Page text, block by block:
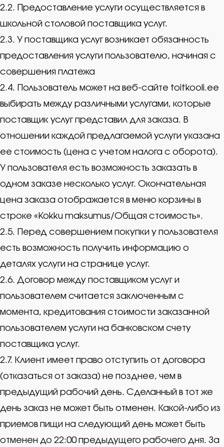
2.2. Предоставление услуги осуществляется в
школьной столовой поставщика услуг.
2.3. У поставщика услуг возникает обязанность
предоставления услуги пользователю, начиная с
совершения платежа
2.4. Пользователь может на веб-сайте toitkooli.ee
выбирать между различными услугами, которые
поставщик услуг представил для заказа. В
отношении каждой предлагаемой услуги указана
ее стоимость (цена с учетом налога с оборота).
У пользователя есть возможность заказать в
одном заказе несколько услуг. Окончательная
цена заказа отображается в меню корзины в
строке «Kokku maksumus/Общая стоимость».
2.5. Перед совершением покупки у пользователя
есть возможность получить информацию о
деталях услуги на странице услуг.
2.6. Договор между поставщиком услуг и
пользователем считается заключенным с
момента, кредитования стоимости заказанной
пользователем услуги на банковском счету
поставщика услуг.
2.7. Клиент имеет право отступить от договора
(отказаться от заказа) не позднее, чем в
предыдущий рабочий день. Сделанный в тот же
день заказ не может быть отменен. Какой-либо из
приемов пищи на следующий день может быть
отменен до 22:00 предыдущего рабочего дня. За